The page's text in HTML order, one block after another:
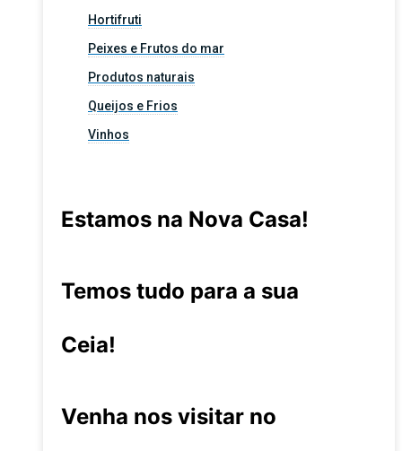
Hortifruti
Peixes e Frutos do mar
Produtos naturais
Queijos e Frios
Vinhos
Estamos na Nova Casa!
Temos tudo para a sua
Ceia!
Venha nos visitar no